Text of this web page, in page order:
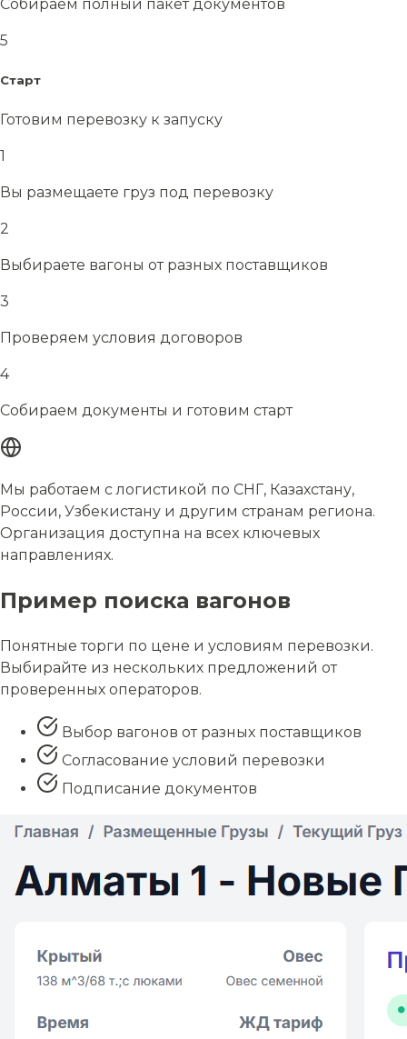
Собираем полный пакет документов
5
Старт
Готовим перевозку к запуску
1
Вы размещаете груз под перевозку
2
Выбираете вагоны от разных поставщиков
3
Проверяем условия договоров
4
Собираем документы и готовим старт
Мы работаем с логистикой по СНГ, Казахстану,
России, Узбекистану и другим странам региона.
Организация доступна на всех ключевых
направлениях.
Пример поиска вагонов
Понятные торги по цене и условиям перевозки.
Выбирайте из нескольких предложений от
проверенных операторов.
Выбор вагонов от разных поставщиков
Согласование условий перевозки
Подписание документов